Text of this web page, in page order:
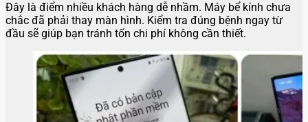
Đây là điểm nhiều khách hàng dễ nhầm. Máy bể kính chưa
chắc đã phải thay màn hình. Kiểm tra đúng bệnh ngay từ
đầu sẽ giúp bạn tránh tốn chi phí không cần thiết.